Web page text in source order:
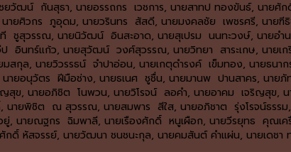
ยวัฒน์ กันสุธา, นายอรรถกร เวชการ, นายสาทป ทองขันธ์, นายศั
นายศิวกร ภูอุดม, นายวรินทร สัสดี, นายมงคลชัย เพชรศรี, นา
สุวรรณ, นายนิวัฒน์ อินสะอาด, นายสุเปรม นนทะวงษ์, นายอำ
อินทร์แก้ว, นายสุวัฒน์ วงศ์สุวรรณ, นายวิทยา สาระเกษ, นายเ
กุล, นายวิวรรธน์ จำปาอ่อน, นายเกตุดำรงค์ เข็มทอง, นายธนา
ยอนุวัตร ฝีมือช่าง, นายธเนศ ชูชื่น, นายมานพ ปานสาคร, นา
ข, นายอภิชิต โนพวน, นายวิโรจน์ ลอคำ, นายอาคม เจริญสุข,
นายพิชิต ณ สุวรรณ, นายสมพาร สีใส, นายอภิชาต รุ่งโรจน์ธรรม
นายณฐกร ฉิมพาลี, นายเรืองศักดิ์ หนูเผือก, นายวีรยุทธ คุณเ
ดิ์ หัสจรรย์, นายวัฒนา ชนชนะกุล, นายคมสันต์ คำแผ่น, นายเดชา